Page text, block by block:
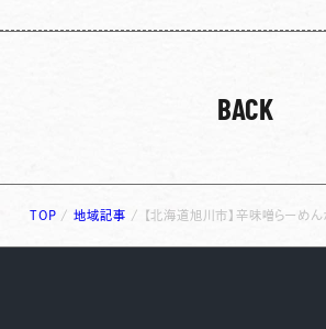
BACK
TOP /地域記事 / 【北海道旭川市】辛味噌らーめ